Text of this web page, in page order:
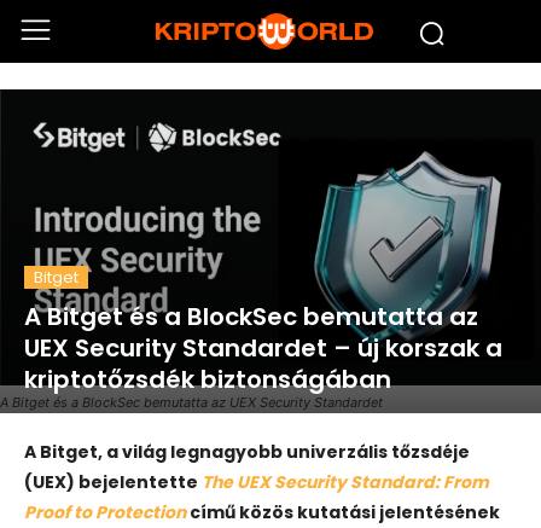
A Bitget és a BlockSec bemutatta az UEX Security Standardet
Bitget
A Bitget és a BlockSec bemutatta az
UEX Security Standardet – új korszak a
kriptotőzsdék biztonságában
A Bitget, a világ legnagyobb univerzális tőzsdéje
(UEX) bejelentette The UEX Security Standard: From
Proof to Protection című közös kutatási jelentésének